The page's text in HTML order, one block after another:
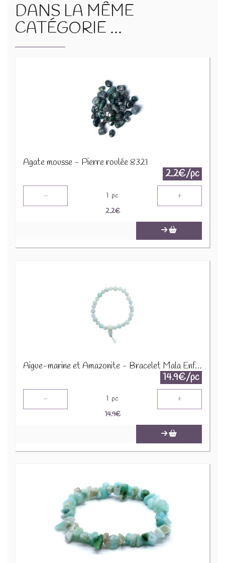
DANS LA MÊME
CATÉGORIE ...
Agate mousse - Pierre roulée 8321
2.2€/pc
- 1 pc +
2.2€
Aigue-marine et Amazonite - Bracelet Mala Enfant 68994
14.9€/pc
- 1 pc +
14.9€